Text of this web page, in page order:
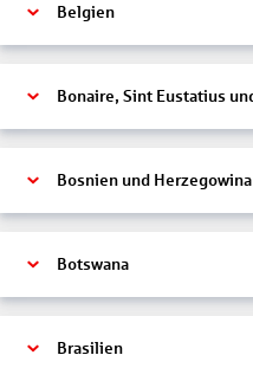
Belgien
Bosnien und Herzegowina
Botswana
Brasilien